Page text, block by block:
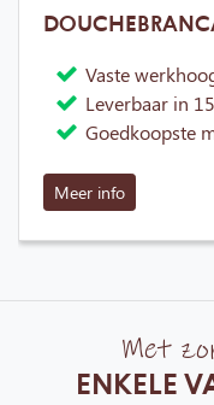
Vaste
Leverbaar in
Goedkoopste
Meer info
Met
ENKELE